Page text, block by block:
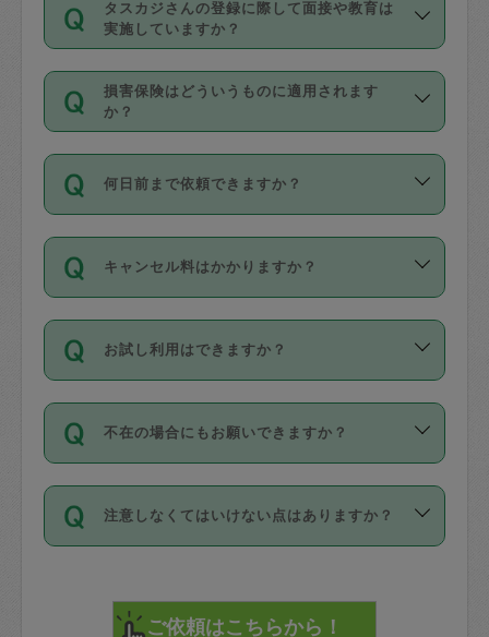
動計算で表示されます。
開始時間を２時間前後変更することが可
能です。依頼送信後、個別にタスカジさ
んにメッセージを送り調整してくださ
い。ただし、２時間を越えての調整はで
時間も被らない場合、損害保険の対象外
確認してください。
基本的に、高所での作業や危険作業、屋
外での作業は対象外です。
方、栄養士・調理師といった資格者で保
育園や学校の給食やレストランで料理関
係の専門職に従事されていた方、日本で
すでにハウスキーパーや英語の先生とし
てお仕事をしているフィリピン出身の
社員など様々なバックグラウンドの方が
登録しています。
日本語も話せる方など様々です。
ールに記載していますので、各自の得意
を依頼してください。
タスカジさんの登録に際して面接や教育は
実施していますか？
応募の際に、各自事務局との面接と説明
を行っています。その後、身分証明書の
写真提出をしていただいています。外国
確認しています。タスカジさんトレーニ
ング動画を使ったセルフトレーニングの
現場トライアルを受け、合格したタスカ
ジさんが活動されています。
※テストセンターの講評は１件目のレビュ
参考
【詳細】タスカジさんの登録に際
損害保険はどういうものに適用されます
か？
依頼者とタスカジさんとの間でタスカジ
を通して成立した作業時間内での作業に
適用されます。作業範囲は、掃除、洗
です。作業中に物を壊したり、人にけが
をさせたりした場合が対象で、補償金額
す。
写真を撮り、
詳細FAQ：
損害賠償保険について教えて
何日前まで依頼できますか？
ご依頼は、現在を起点に3日後（72時間
以降）の日時から受付可能となっていま
す。
タスカジさんへ「募集」をかけることが
可能です。
キャンセル料はかかりますか？
キャンセル料には、以下の2種類がありま
す。
1. 直前キャンセル（定期、スポット契約
共通）
72時間を超える※と、以下のキャンセル
料が発生します。
直前キャンセル料：
お試し利用はできますか？
「お試し利用」というメニューはありま
せんが、「一回のみ」依頼を活用するこ
とによって、気に入ったタスカジさんを
まず、条件の合う気になるタスカジさ
みてください。
不在の場合にもお願いできますか？
不在の場合の作業はタスカジさんの同意
が必要です。数回の依頼ののち、タスカ
ジさんと依頼者の間で十分な信頼関係が
てください。
注意しなくてはいけない点はありますか？
で、必ず鍵のかかるロッカーや金庫に入
れて依頼者の責任の元管理するよう心掛